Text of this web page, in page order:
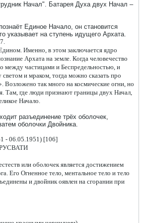
Начал". Батарея Духа двух Начал –
Единое Начало, он становится
указывает на ступень идущего Архата.
Именно, в этом заключается ядро
Архата на земле. Когда человечество
между частицами и Беспредельностью, и
и мраком, тогда можно сказать про
Возложено так много на космические огни, но
Там, где люди признают границы двух Начал,
Начало.
разъединение трёх оболочек,
оболочки Двойника.
- 06.05.1951) [106]
или оболочек является достижением
Его Огненное тело, ментальное тело и тело
и двойник оявлен на сгорании при